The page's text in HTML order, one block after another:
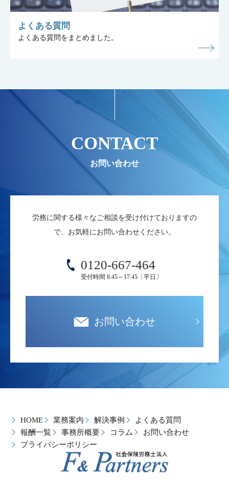
よくある質問
よくある質問をまとめました。
CONTACT
労務に関する様々なご相談を受け付けておりますの
で、お気軽にお問い合わせください。
0120-667-464
受付時間 8:45～17:45〔平日〕
お問い合わせ
HOME 業務案内 解決事例
よくある質問
報酬一覧
事務所概要 コラム
お問い合わせ
プライバシーポリシー